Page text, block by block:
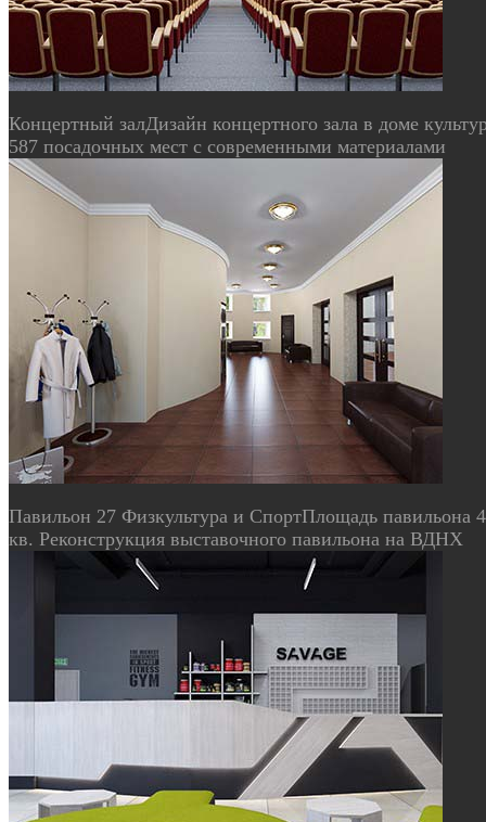
Концертный залДизайн концертного зала в доме
587 посадочных мест с современными материалами
Павильон 27 Физкультура и СпортПлощадь павильона
кв. Реконструкция выставочного павильона на ВДНХ